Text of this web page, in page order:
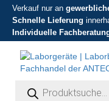
Verkauf nur an
Schnelle Lieferung
Individuelle